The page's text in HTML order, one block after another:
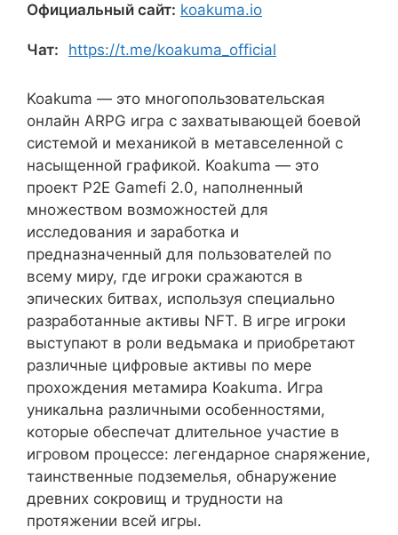
Официальный сайт: koakuma.io
Чат: https://t.me/koakuma_official
Koakuma — это многопользовательская
онлайн ARPG игра с захватывающей боевой
системой и механикой в метавселенной с
насыщенной графикой. Koakuma — это
проект P2E Gamefi 2.0, наполненный
множеством возможностей для
исследования и заработка и
предназначенный для пользователей по
всему миру, где игроки сражаются в
эпических битвах, используя специально
разработанные активы NFT. В игре игроки
выступают в роли ведьмака и приобретают
различные цифровые активы по мере
прохождения метамира Koakuma. Игра
уникальна различными особенностями,
которые обеспечат длительное участие в
игровом процессе: легендарное снаряжение,
таинственные подземелья, обнаружение
древних сокровищ и трудности на
протяжении всей игры.